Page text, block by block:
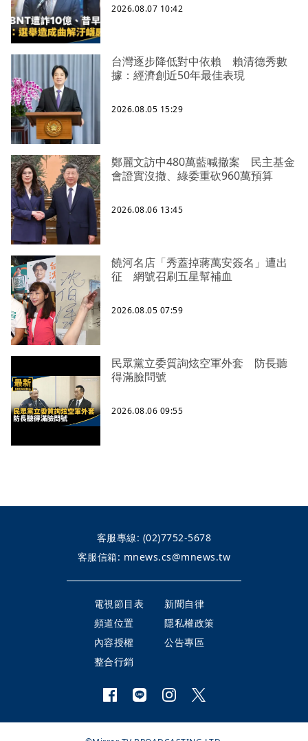
2026.08.07 10:42
台灣逐步降低對中依賴 賴清德秀數
據：經濟創近50年最佳表現
2026.08.05 15:29
鄭麗文訪中480萬藍喊撤案 民主基金
會證實沒撤、綠委重砍960萬預算
2026.08.06 13:45
饒河名店「秀蓋掉蔣萬安簽名」遭出
征 網號召刷五星幫補血
2026.08.05 07:59
民眾黨立委質詢炫空軍外套 防長聽
得滿臉問號
2026.08.06 09:55
客服專線: (02)7752-5678
客服信箱: mnews.cs@mnews.tw
電視節目表
新聞自律
頻道位置
隱私權政策
內容授權
公告專區
整合行銷